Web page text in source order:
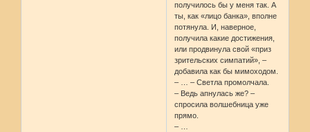
получилось бы у меня так. А
ты, как «лицо банка», вполне
потянула. И, наверное,
получила какие достижения,
или продвинула свой «приз
зрительских симпатий», –
добавила как бы мимоходом.
– … – Светла промолчала.
– Ведь апнулась же? –
спросила волшебница уже
прямо.
– …